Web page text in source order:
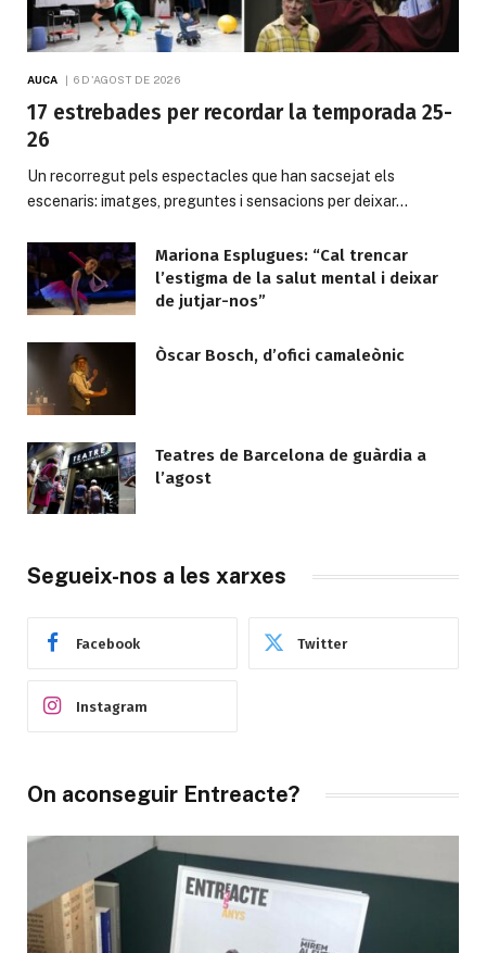
AUCA 6 D'AGOST DE 2026
17 estrebades per recordar la temporada 25-
26
Un recorregut pels espectacles que han sacsejat els
escenaris: imatges, preguntes i sensacions per deixar…
Mariona Esplugues: “Cal trencar
l’estigma de la salut mental i deixar
de jutjar-nos”
Òscar Bosch, d’ofici camaleònic
Teatres de Barcelona de guàrdia a
l’agost
Segueix-nos a les xarxes
Facebook Twitter
Instagram
On aconseguir Entreacte?